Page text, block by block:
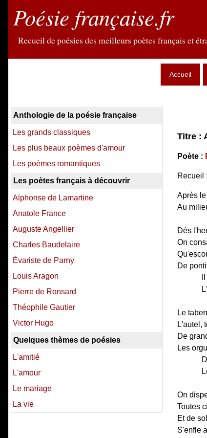
Poésie française.fr
Recueil de poésies des meilleurs poètes français et
Accueil
Titre :
Poète :
Recueil :
Après
Au
Dès
On
De
Le
L'autel,
De
Les
On
Toutes
Et de
S'enfle
Anthologie de la poésie française
Les grands classiques
Les plus beaux poèmes d'amour
Les poèmes romantiques
Les poètes français à découvrir
Alphonse de Lamartine
Anatole France
Auguste Angellier
Charles Baudelaire
Évariste de Parny
Louis Aragon
Pierre de Ronsard
Théophile Gautier
Victor Hugo
Quelques thèmes de poésies
L'amitié
L'amour
Le mariage
La vie